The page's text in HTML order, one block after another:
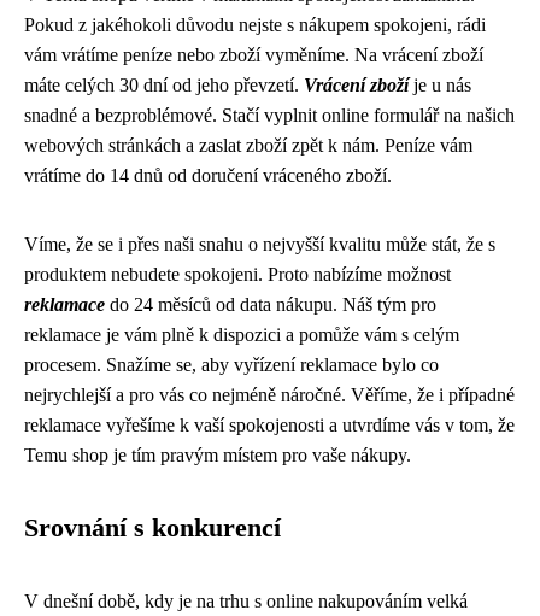
Pokud z jakéhokoli důvodu nejste s nákupem spokojeni, rádi
vám vrátíme peníze nebo zboží vyměníme. Na vrácení zboží
máte celých 30 dní od jeho převzetí. Vrácení zbožíje u nás
snadné a bezproblémové. Stačí vyplnit online formulář na našich
webových stránkách a zaslat zboží zpět k nám. Peníze vám
vrátíme do 14 dnů od doručení vráceného zboží.
Víme, že se i přes naši snahu o nejvyšší kvalitu může stát, že s
produktem nebudete spokojeni. Proto nabízíme možnost
reklamace do 24 měsíců od data nákupu. Náš tým pro
reklamace je vám plně k dispozici a pomůže vám s celým
procesem. Snažíme se, aby vyřízení reklamace bylo co
nejrychlejší a pro vás co nejméně náročné. Věříme, že i případné
reklamace vyřešíme k vaší spokojenosti a utvrdíme vás v tom, že
Temu shop je tím pravým místem pro vaše nákupy.
Srovnání s konkurencí
V dnešní době, kdy je na trhu s online nakupováním velká